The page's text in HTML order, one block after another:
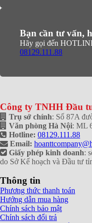
Bạn cần tư vấn,
Hãy gọi đến
08129.111.88
Công ty TNHH Đầu
Trụ sở chính: Số 87A
Văn phòng Hà Nội: ML
Hotline: 08129.111.88
Email:
Giấy phép kinh doanh:
do Sở Kế hoạch và Đầu tư
Thông tin
Phương thức thanh toán
Hướng dẫn mua hàng
Chính sách bảo mật
Chính sách đổi trả